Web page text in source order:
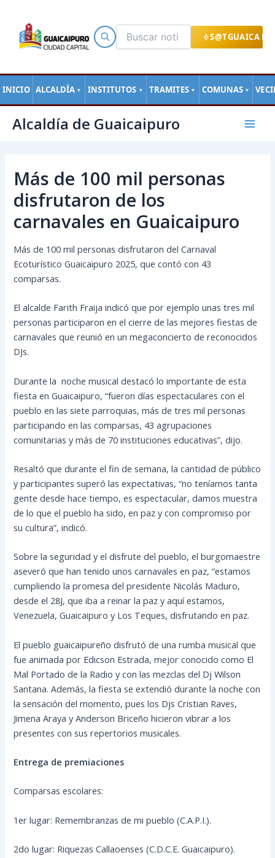
S@TGUAICA
INICIO ALCALDÍA ▼ INSTITUTOS ▼ TRAMITES ▼ COMUNAS ▼
contenido
Alcaldía de Guaicaipuro
Main
Más de 100 mil personas
disfrutaron de los
carnavales en Guaicaipuro
Más de 100 mil personas disfrutaron del Carnaval
Ecoturístico Guaicaipuro 2025, que contó con 43
comparsas.
El alcalde Farith Fraija indicó que por ejemplo unas tres mil
personas participaron en el cierre de las mejores fiestas de
carnavales que reunió en un megaconcierto de reconocidos
DJs.
Durante la noche musical destacó lo importante de esta
fiesta en Guaicaipuro, “fueron días espectaculares con el
pueblo en las siete parroquias, más de tres mil personas
participando en las comparsas, 43 agrupaciones
comunitarias y más de 70 instituciones educativas”, dijo.
Resaltó que durante el fin de semana, la cantidad de público
y participantes superó las expectativas, “no teníamos tanta
gente desde hace tiempo, es espectacular, damos muestra
de lo que el pueblo ha sido, en paz y con compromiso por
su cultura”, indicó.
Sobre la seguridad y el disfrute del pueblo, el burgomaestre
aseveró que han tenido unos carnavales en paz, “estamos
cumpliendo la promesa del presidente Nicolás Maduro,
desde el 28J, que iba a reinar la paz y aquí estamos,
Venezuela, Guaicaipuro y Los Teques, disfrutando en paz.
El pueblo guaicaipureño disfrutó de una rumba musical que
fue animada por Edicson Estrada, mejor conocido como El
Mal Portado de la Radio y con las mezclas del Dj Wilson
Santana. Además, la fiesta se extendió durante la noche con
la sensación del momento, pues los Djs Cristian Raves,
Jimena Araya y Anderson Briceño hicieron vibrar a los
presentes con sus repertorios musicales.
Entrega de premiaciones
Comparsas escolares:
1er lugar: Remembranzas de mi pueblo (C.A.P.I.).
2do lugar: Riquezas Callaoenses (C.D.C.E. Guaicaipuro).
de